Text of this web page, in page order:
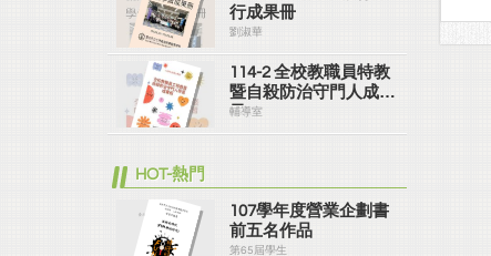
行成果冊
劉淑華
114-2 全校教職員特教
暨自殺防治守門人成果
冊
輔導室
HOT-熱門
107學年度營業企劃書
前五名作品
第65屆學生